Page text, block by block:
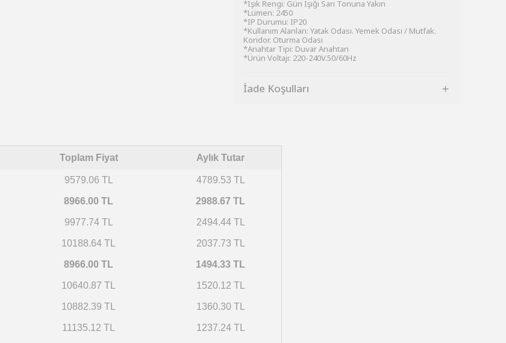
*Işık Rengi: Gün Işığı Sarı Tonuna Yakın
*Lümen: 2450
*IP Durumu: IP20
*Kullanım Alanları: Yatak Odası. Yemek Odası / Mutfak.
Koridor. Oturma Odası
*Anahtar Tipi: Duvar Anahtarı
*Ürün Voltajı: 220-240V.50/60Hz
İade Koşulları
Toplam Fiyat Aylık Tutar
9579.06 TL 4789.53 TL
8966.00 TL 2988.67 TL
9977.74 TL 2494.44 TL
10188.64 TL 2037.73 TL
8966.00 TL 1494.33 TL
10640.87 TL 1520.12 TL
10882.39 TL 1360.30 TL
11135.12 TL 1237.24 TL